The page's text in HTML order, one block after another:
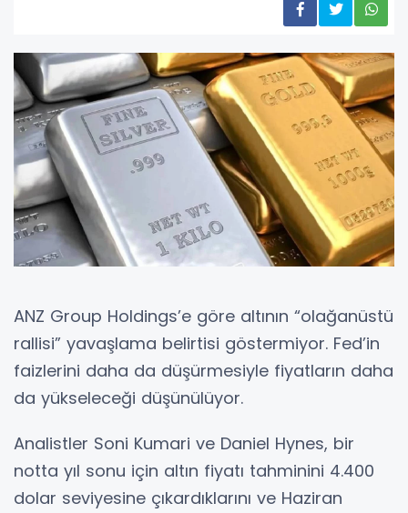
ANZ Group Holdings’e göre altının “olağanüstü
rallisi” yavaşlama belirtisi göstermiyor. Fed’in
faizlerini daha da düşürmesiyle fiyatların daha
da yükseleceği düşünülüyor.
Analistler Soni Kumari ve Daniel Hynes, bir
notta yıl sonu için altın fiyatı tahminini 4.400
dolar seviyesine çıkardıklarını ve Haziran